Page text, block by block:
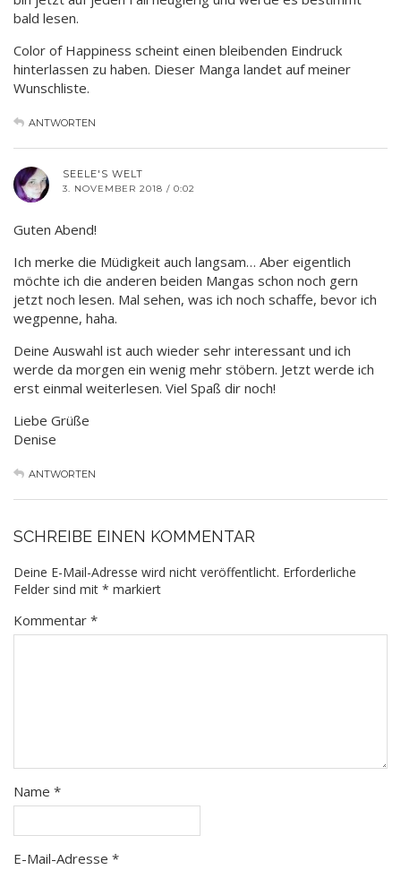
bald lesen.
Color of Happiness scheint einen bleibenden Eindruck
hinterlassen zu haben. Dieser Manga landet auf meiner
Wunschliste.
ANTWORTEN
SEELE'S WELT
3. NOVEMBER 2018 / 0:02
Guten Abend!
Ich merke die Müdigkeit auch langsam… Aber eigentlich
möchte ich die anderen beiden Mangas schon noch gern
jetzt noch lesen. Mal sehen, was ich noch schaffe, bevor ich
wegpenne, haha.
Deine Auswahl ist auch wieder sehr interessant und ich
werde da morgen ein wenig mehr stöbern. Jetzt werde ich
erst einmal weiterlesen. Viel Spaß dir noch!
Liebe Grüße
Denise
ANTWORTEN
SCHREIBE EINEN KOMMENTAR
Deine E-Mail-Adresse wird nicht veröffentlicht. Erforderliche
Felder sind mit * markiert
Kommentar *
Name *
E-Mail-Adresse *